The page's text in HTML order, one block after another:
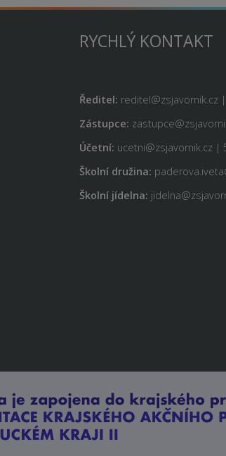
RYCHLÝ KONTAKT
Ředitel: reditel@zsjavornik.cz
Zástupce:
Účetní: ucetni@zsjavornik.cz |
Školní družina:
Školní jídelna: